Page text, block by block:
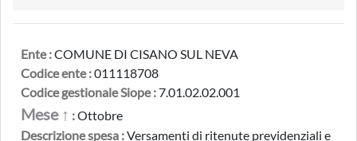
Ente :COMUNE DI CISANO SUL NEVA
Codice ente :011118708
Codice gestionale Siope :7.01.02.02.001
Mese ↑ :Ottobre
Descrizione spesa :Versamenti di ritenute previdenziali e